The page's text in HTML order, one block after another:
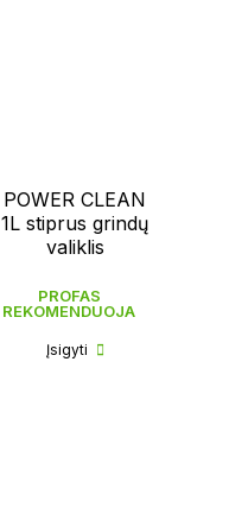
POWER CLEAN
1L stiprus grindų
valiklis
PROFAS
REKOMENDUOJA
Įsigyti